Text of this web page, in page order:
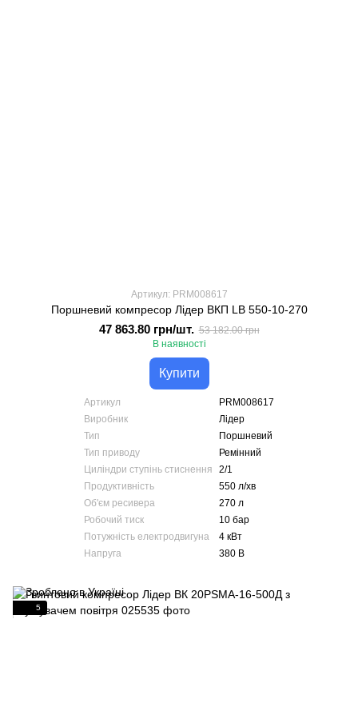
Артикул: PRM008617
Поршневий компресор Лідер ВКП LB 550-10-270
47 863.80 грн/шт. 53 182.00 грн
В наявності
Купити
Артикул
PRM008617
Виробник
Лідер
Тип
Поршневий
Тип приводу
Ремінний
Циліндри ступінь стиснення
2/1
Продуктивність
550 л/хв
Об'єм ресивера
270 л
Робочий тиск
10 бар
Потужність електродвигуна
4 кВт
Напруга
380 В
5